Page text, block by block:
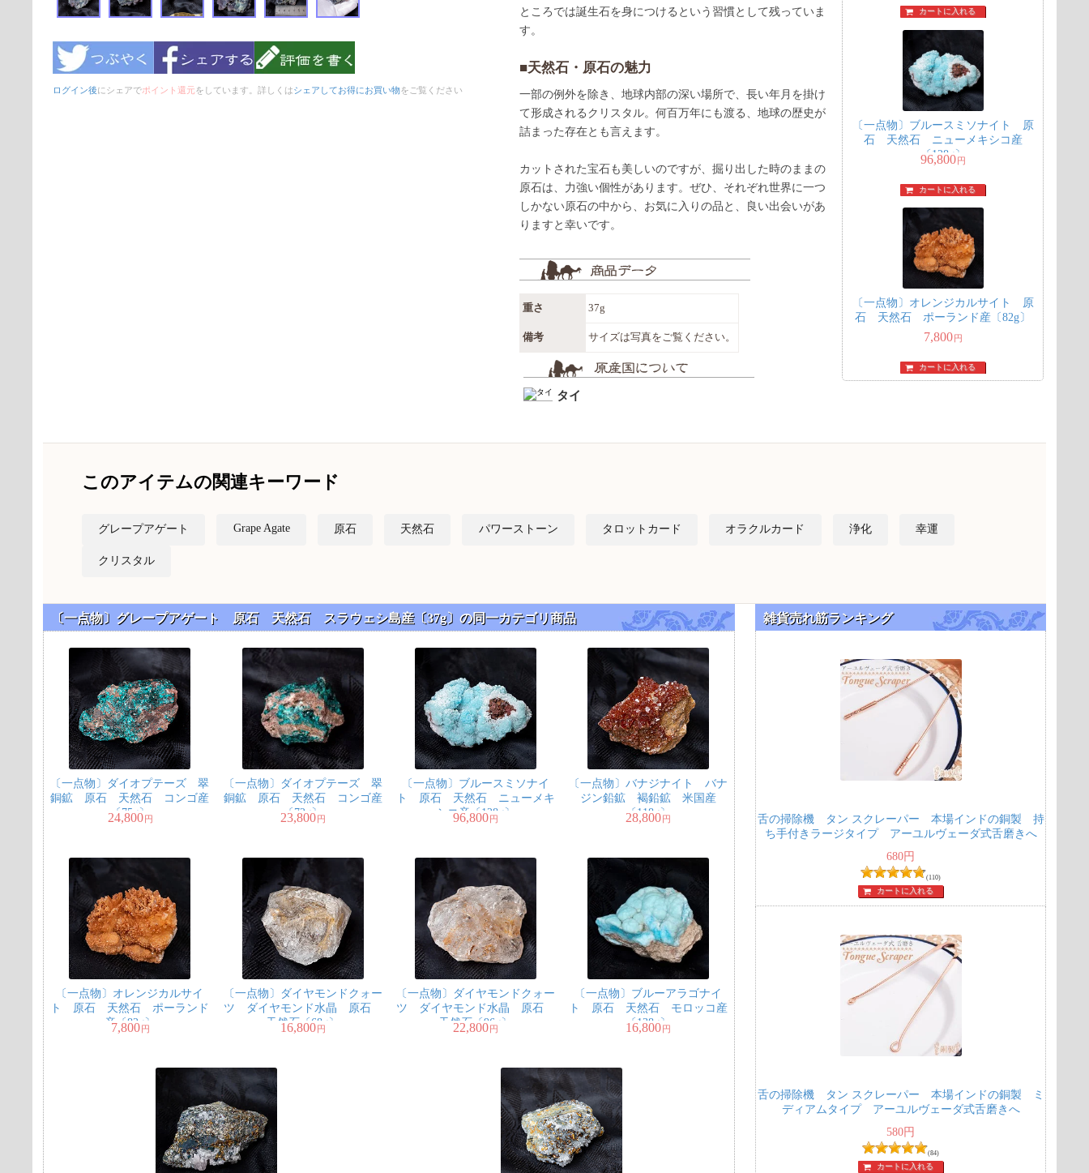
ログイン後にシェアでポイント還元をしています。詳しくはシェアしてお得にお買い物をご覧ください
ところでは誕生石を身につけるという習慣として残っていま
す。
■天然石・原石の魅力
一部の例外を除き、地球内部の深い場所で、長い年月を掛け
て形成されるクリスタル。何百万年にも渡る、地球の歴史が
詰まった存在とも言えます。
カットされた宝石も美しいのですが、掘り出した時のままの
原石は、力強い個性があります。ぜひ、それぞれ世界に一つ
しかない原石の中から、お気に入りの品と、良い出会いがあ
りますと幸いです。
重さ 37g
備考 サイズは写真をご覧ください。
タイ
カートに入れる
〔一点物〕ブルースミソナイト 原
石 天然石 ニューメキシコ産
〔128g〕
96,800円
カートに入れる
〔一点物〕オレンジカルサイト 原
石 天然石 ポーランド産〔82g〕
7,800 円
カートに入れる
このアイテムの関連キーワード
グレープアゲート Grape Agate 原石 天然石 パワーストーン タロットカード オラクルカード 浄化 幸運
クリスタル
〔一点物〕グレープアゲート 原石 天然石 スラウェシ島産〔37g〕の同一カテゴリ商品
〔一点物〕ダイオプテーズ 翠
銅鉱 原石 天然石 コンゴ産
〔75g〕
24,800円
〔一点物〕ダイオプテーズ 翠
銅鉱 原石 天然石 コンゴ産
〔72g〕
23,800円
〔一点物〕ブルースミソナイ
ト 原石 天然石 ニューメキ
シコ産〔128g〕
96,800円
〔一点物〕バナジナイト バナ
ジン鉛鉱 褐鉛鉱 米国産
〔118g〕
28,800円
〔一点物〕オレンジカルサイ
ト 原石 天然石 ポーランド
産〔82g〕
7,800円
〔一点物〕ダイヤモンドクォー
ツ ダイヤモンド水晶 原石
天然石〔68g〕
16,800円
〔一点物〕ダイヤモンドクォー
ツ ダイヤモンド水晶 原石
天然石〔96g〕
22,800円
〔一点物〕ブルーアラゴナイ
ト 原石 天然石 モロッコ産
〔138g〕
16,800円
雑貨売れ筋ランキング
舌の掃除機 タン スクレーパー 本場インドの銅製 持
ち手付きラージタイプ アーユルヴェーダ式舌磨きへ
680円
(110)
カートに入れる
舌の掃除機 タン スクレーパー 本場インドの銅製 ミ
ディアムタイプ アーユルヴェーダ式舌磨きへ
580円
(84)
カートに入れる